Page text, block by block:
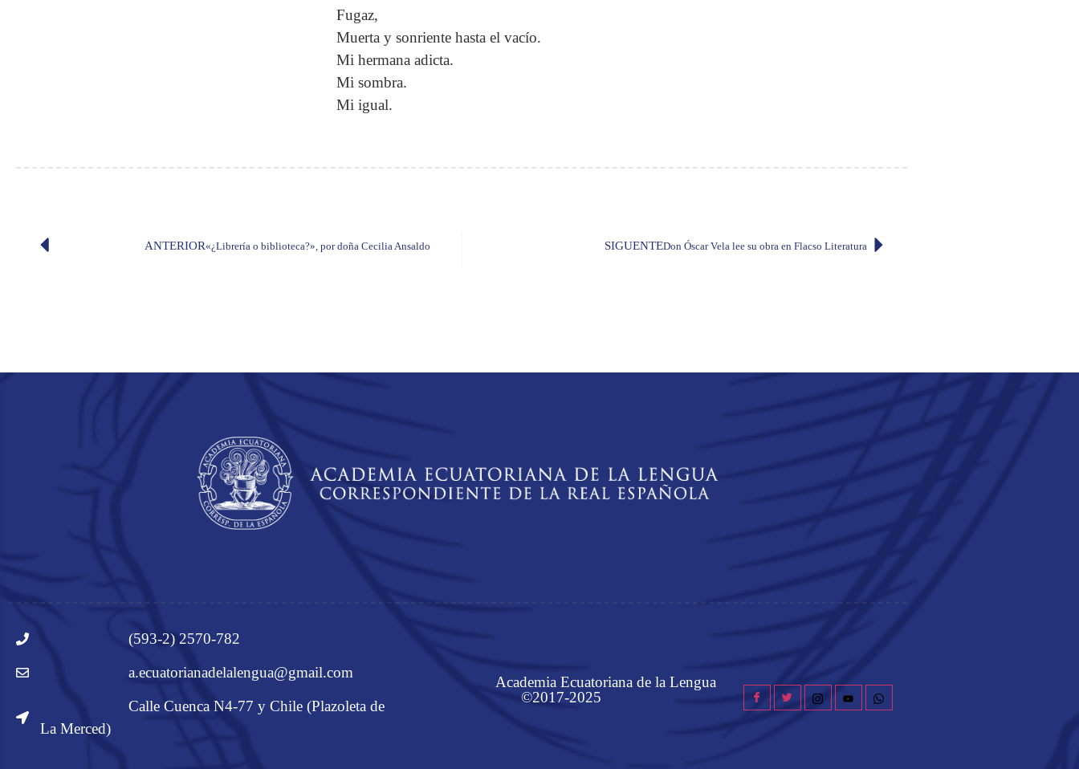
Fugaz,
Muerta y sonriente hasta el vacío.
Mi hermana adicta.
Mi sombra.
Mi igual.
ANTERIOR«¿Librería o biblioteca?», por doña Cecilia Ansaldo SIGUENTEDon Óscar Vela lee su obra en Flacso Literatura
(593-2) 2570-782
a.ecuatorianadelalengua@gmail.com
Calle Cuenca N4-77 y Chile (Plazoleta de
La Merced)
Academia Ecuatoriana de la Lengua
©2017-2025